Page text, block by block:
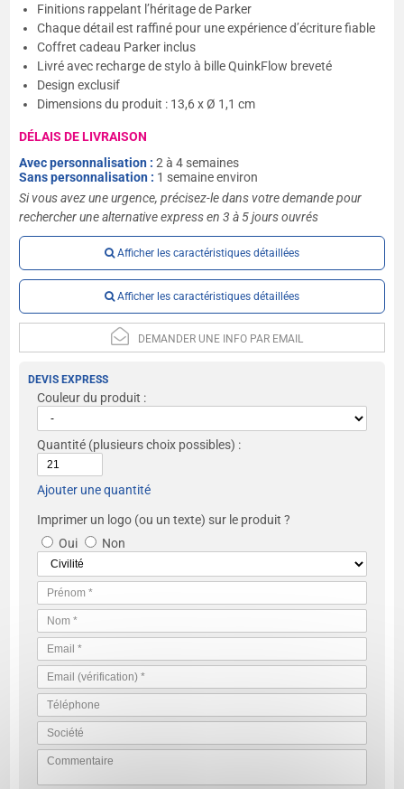
Finitions rappelant l’héritage de Parker
Chaque détail est raffiné pour une expérience d’écriture fiable
Coffret cadeau Parker inclus
Livré avec recharge de stylo à bille QuinkFlow breveté
Design exclusif
Dimensions du produit : 13,6 x Ø 1,1 cm
DÉLAIS DE LIVRAISON
Avec personnalisation :2 à 4 semaines
Sans personnalisation : 1 semaine environ
Si vous avez une urgence, précisez-le dans votre demande pour
rechercher une alternative express en 3 à 5 jours ouvrés
Afficher les caractéristiques détaillées
Afficher les caractéristiques détaillées
DEMANDER UNE INFO PAR EMAIL
DEVIS EXPRESS
Couleur du produit :
Quantité (plusieurs choix possibles) :
Ajouter une quantité
Imprimer un logo (ou un texte) sur le produit ?
Oui
Non